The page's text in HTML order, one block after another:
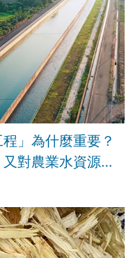
」為什麼重要？
對農業水資源韌